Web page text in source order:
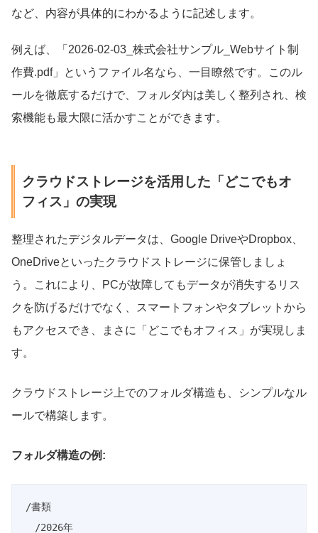
など、内容が具体的にわかるように記述します。
例えば、「2026-02-03_株式会社サンプル_Webサイト制
作費.pdf」というファイル名なら、一目瞭然です。このル
ールを徹底するだけで、フォルダ内は美しく整列され、検
索機能も最大限に活かすことができます。
クラウドストレージを活用した「どこでもオ
フィス」の実現
整理されたデジタルデータは、Google DriveやDropbox、
OneDriveといったクラウドストレージに保管しましょ
う。これにより、PCが故障してもデータが消失するリス
クを防げるだけでなく、スマートフォンやタブレットから
もアクセスでき、まさに「どこでもオフィス」が実現しま
す。
クラウドストレージ上でのフォルダ構造も、シンプルなル
ールで構築します。
フォルダ構造の例:
/書類